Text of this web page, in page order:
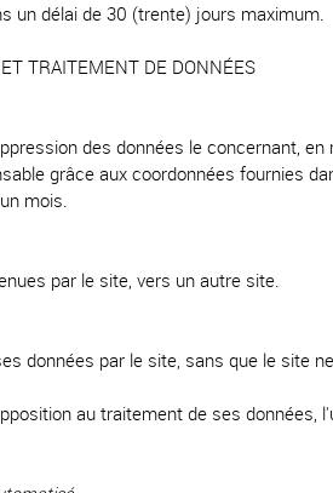
un délai de 30 (trente) jours maximum.
TRAITEMENT DE DONNÉES
des données le concernant,
grâce aux coordonnées fournies
mois.
par le site, vers un autre site.
données par le site, sans que le site
au traitement de ses